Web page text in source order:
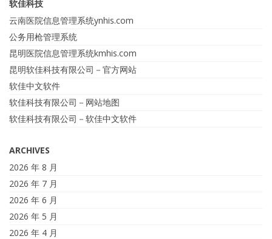
软佳科技
云南医院信息管理系统ynhis.com
公务用枪管理系统
昆明医院信息管理系统kmhis.com
昆明软佳科技有限公司－官方网站
软佳中文软件
软佳科技有限公司－网站地图
软佳科技有限公司－软佳中文软件
ARCHIVES
2026 年 8 月
2026 年 7 月
2026 年 6 月
2026 年 5 月
2026 年 4 月